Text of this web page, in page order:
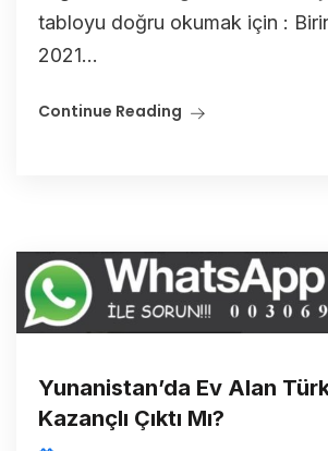
tabloyu doğru okumak için :
2021...
Continue Reading
Yunanistan’da Ev Alan
Kazançlı Çıktı Mı?